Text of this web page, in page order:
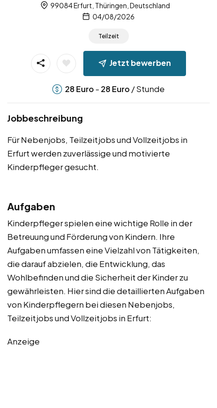
99084 Erfurt, Thüringen, Deutschland
04/08/2026
Teilzeit
Jetzt bewerben
28 Euro - 28 Euro / Stunde
Jobbeschreibung
Für Nebenjobs, Teilzeitjobs und Vollzeitjobs in
Erfurt werden zuverlässige und motivierte
Kinderpfleger gesucht.
Aufgaben
Kinderpfleger spielen eine wichtige Rolle in der
Betreuung und Förderung von Kindern. Ihre
Aufgaben umfassen eine Vielzahl von Tätigkeiten,
die darauf abzielen, die Entwicklung, das
Wohlbefinden und die Sicherheit der Kinder zu
gewährleisten. Hier sind die detaillierten Aufgaben
von Kinderpflegern bei diesen Nebenjobs,
Teilzeitjobs und Vollzeitjobs in Erfurt:
Anzeige